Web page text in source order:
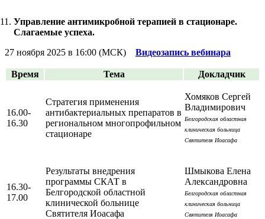
Управление антимикробной терапией в стационаре.
Слагаемые успеха.
27 ноября 2025 в 16:00 (МСК) Видеозапись вебинара
Время Тема Докладчик
16.00-
16.30
Стратегия применения
антибактериальных препаратов в
региональном многопрофильном
стационаре
Хомяков Сергей
Владимирович
Белгородская областная
клиническая больница
Святителя Иоасафа
16.30-
17.00
Результаты внедрения
программы СКАТ в
Белгородской областной
клинической больнице
Святителя Иоасафа
Шмыкова Елена
Александровна
Белгородская областная
клиническая больница
Святителя Иоасафа